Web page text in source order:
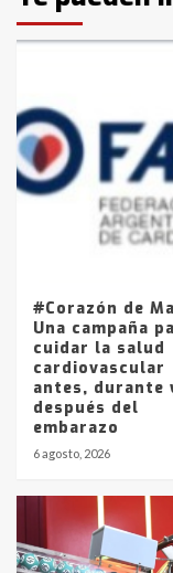
3
en la
4
Los
La
#Corazón de
Una campaña
cuidar la salud
cardiovascular
antes, durante
después del
embarazo
6 agosto, 2026